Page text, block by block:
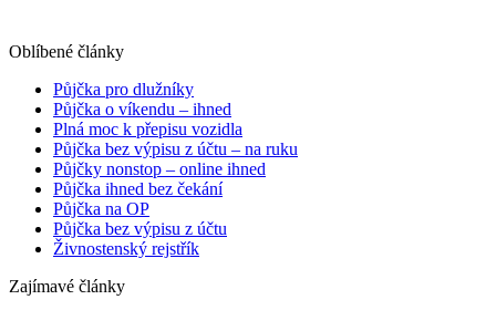
Oblíbené články
Půjčka pro dlužníky
Půjčka o víkendu – ihned
Plná moc k přepisu vozidla
Půjčka bez výpisu z účtu – na ruku
Půjčky nonstop – online ihned
Půjčka ihned bez čekání
Půjčka na OP
Půjčka bez výpisu z účtu
Živnostenský rejstřík
Zajímavé články